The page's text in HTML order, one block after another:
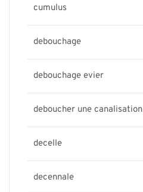
cumulus
debouchage
debouchage evier
deboucher une canalisation
decelle
decennale